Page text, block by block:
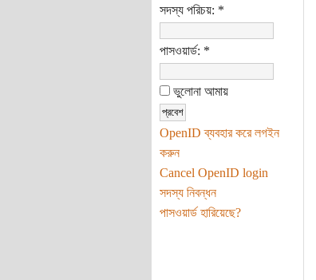
সদস্য পরিচয়: *
পাসওয়ার্ড: *
ভুলোনা আমায়
OpenID ব্যবহার করে লগইন
করুন
Cancel OpenID login
সদস্য নিবন্ধন
পাসওয়ার্ড হারিয়েছে?